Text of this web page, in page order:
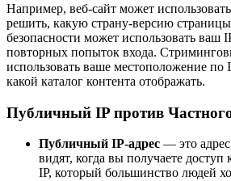
Например, веб-сайт может
решить, какую страну-версию
безопасности может использовать ваш
повторных попыток входа.
использовать ваше местоположение по
какой каталог контента отображать.
Публичный IP против
Публичный IP-адрес — это
видят, когда вы получаете доступ
IP, который большинство людей